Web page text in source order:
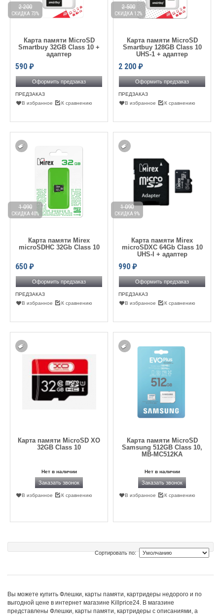
Карта памяти MicroSD
Smartbuy 32GB Class 10 +
адаптер
590 ₽
2 200
СКИДКА 73%
Оформить предзаказ
ПРЕДЗАКАЗ
В избранное
К сравнению
Карта памяти MicroSD
Smartbuy 128GB Class 10
UHS-1 + адаптер
2 200 ₽
2 500
СКИДКА 12%
Оформить предзаказ
ПРЕДЗАКАЗ
В избранное
К сравнению
Карта памяти Mirex
microSDHC 32Gb Class 10
650 ₽
1 090
СКИДКА 40%
Оформить предзаказ
ПРЕДЗАКАЗ
В избранное
К сравнению
Карта памяти Mirex
microSDXC 64Gb Class 10
UHS-I + адаптер
990 ₽
1 090
СКИДКА 9%
Оформить предзаказ
ПРЕДЗАКАЗ
В избранное
К сравнению
Карта памяти MicroSD XO
32GB Class 10
Нет в наличии
Заказать звонок
В избранное К сравнению
Карта памяти MicroSD
Samsung 512GB Class 10,
MB-MC512KA
Нет в наличии
Заказать звонок
В избранное К сравнению
Сортировать по:
Вы можете купить Флешки, карты памяти, картридеры недорого и по
выгодной цене в интернет магазине Killprice24. В магазине
представлены Флешки, карты памяти, картридеры с описаниями, а